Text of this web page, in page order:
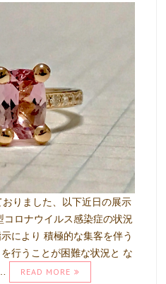
りました、以下近日の展示
ロナウイルス感染症の状況
により 積極的な集客を伴う
行うことが困難な状況と な
READ MORE